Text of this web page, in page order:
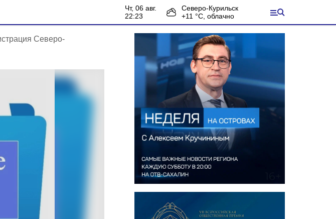
чт, 06 авг.
22:23
Северо-Курильск
+11 °С, облачно
Северо-